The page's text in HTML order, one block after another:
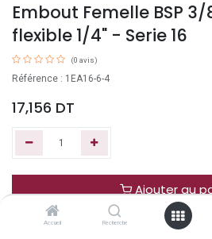
Accueil Recherche
Embout Femelle BSP
flexible 1/4" - Serie 16
(0 avis)
Référence : 1EA16-6-4
17,156 DT
Ajouter au
Acheter